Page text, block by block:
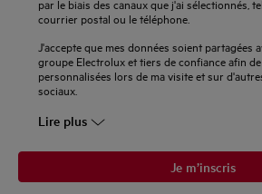
par le biais des canaux que j'ai sélectionnés,
courrier postal ou le téléphone.
J'accepte que mes données soient partagées
groupe Electrolux et tiers de confiance afin
personnalisées lors de ma visite et sur
sociaux.
Lire plus
Je m’inscris